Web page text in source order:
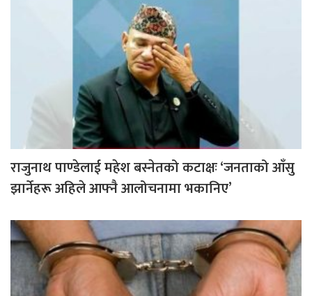
राजुनाथ पाण्डेलाई महेश बस्नेतको कटाक्षः ‘जनताको आँसु
झार्नेहरू अहिले आफ्नै आलोचनामा भकानिए’